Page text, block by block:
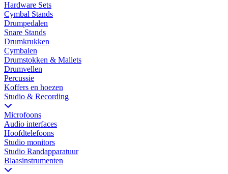
Hardware Sets
Cymbal Stands
Drumpedalen
Snare Stands
Drumkrukken
Cymbalen
Drumstokken & Mallets
Drumvellen
Percussie
Koffers en hoezen
Studio & Recording
Microfoons
Audio interfaces
Hoofdtelefoons
Studio monitors
Studio Randapparatuur
Blaasinstrumenten